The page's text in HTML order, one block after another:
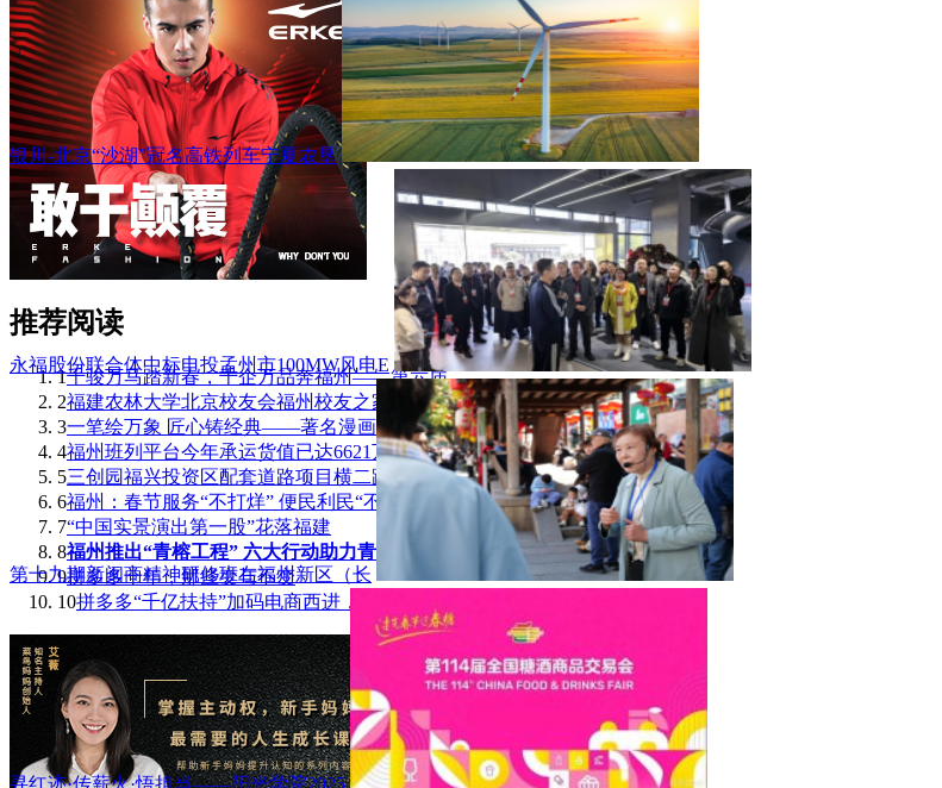
银川-北京“沙湖”冠名高铁列车宁夏农垦
永福股份联合体中标电投孟州市100MW风电E
第十九期新闽商精神研修班在福州新区（长
推荐阅读
1千骏万马踏新春，千企万品奔福州——第六届
2福建农林大学北京校友会福州校友之家成立
3一笔绘万象 匠心铸经典——著名漫画家刘奎
4福州班列平台今年承运货值已达6621万元！
5三创园福兴投资区配套道路项目横二路正式通
6福州：春节服务“不打烊” 便民利民“不断
7“中国实景演出第一股”花落福建
8福州推出“青榕工程” 六大行动助力青年人
9拼多多十年，那些变与不变
10拼多多“千亿扶持”加码电商西进，茶吧机里